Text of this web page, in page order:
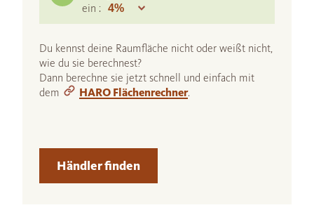
ein :
Du kennst deine Raumfläche nicht oder weißt nicht,
wie du sie berechnest?
Dann berechne sie jetzt schnell und einfach mit
dem
HARO Flächenrechner.
Händler finden